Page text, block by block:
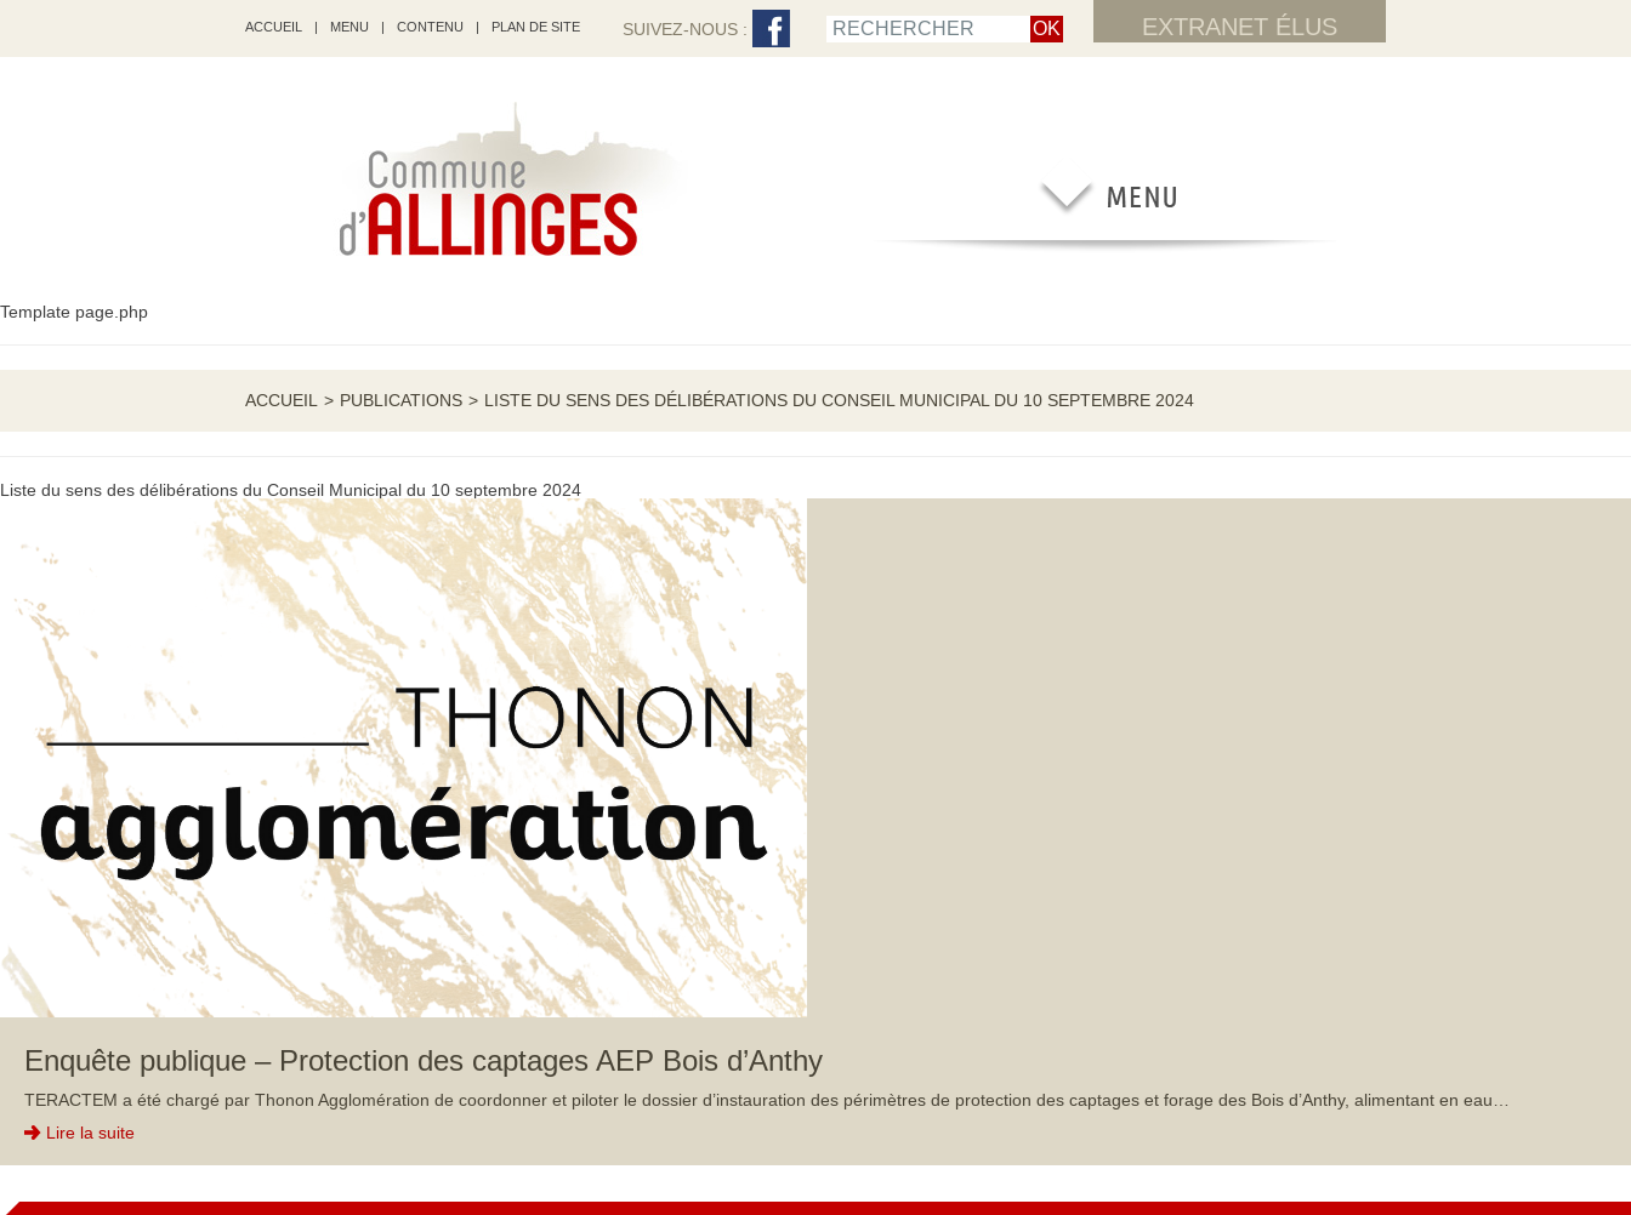
ACCUEIL | MENU | CONTENU | PLAN DE SITE EXTRANET ÉLUS
SUIVEZ-NOUS :
Template page.php
ACCUEIL > PUBLICATIONS > LISTE DU SENS DES DÉLIBÉRATIONS DU CONSEIL MUNICIPAL DU 10 SEPTEMBRE 2024
Liste du sens des délibérations du Conseil Municipal du 10 septembre 2024
Enquête publique – Protection des captages AEP Bois d’Anthy
TERACTEM a été chargé par Thonon Agglomération de coordonner et piloter le dossier d’instauration des périmètres de protection des captages et forage des Bois d’Anthy, alimentant en eau…
Lire la suite